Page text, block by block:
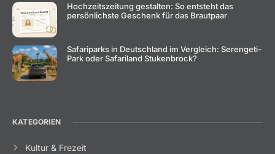
Hochzeitszeitung gestalten: So entsteht das
persönlichste Geschenk für das Brautpaar
Safariparks in Deutschland im Vergleich: Serengeti-
Park oder Safariland Stukenbrock?
KATEGORIEN
Kultur & Frezeit